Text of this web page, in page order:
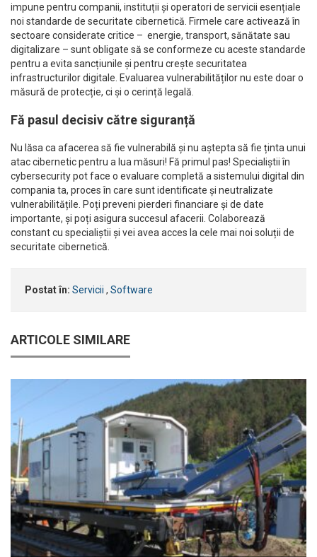
impune pentru companii, instituții și operatori de servicii esențiale
noi standarde de securitate cibernetică. Firmele care activează în
sectoare considerate critice – energie, transport, sănătate sau
digitalizare – sunt obligate să se conformeze cu aceste standarde
pentru a evita sancțiunile și pentru crește securitatea
infrastructurilor digitale. Evaluarea vulnerabilităților nu este doar o
măsură de protecție, ci și o cerință legală.
Fă pasul decisiv către siguranță
Nu lăsa ca afacerea să fie vulnerabilă și nu aștepta să fie ținta unui
atac cibernetic pentru a lua măsuri! Fă primul pas! Specialiștii în
cybersecurity pot face o evaluare completă a sistemului digital din
compania ta, proces în care sunt identificate și neutralizate
vulnerabilitățile. Poți preveni pierderi financiare și de date
importante, și poți asigura succesul afacerii. Colaborează
constant cu specialiștii și vei avea acces la cele mai noi soluții de
securitate cibernetică.
Postat în: Servicii , Software
ARTICOLE SIMILARE